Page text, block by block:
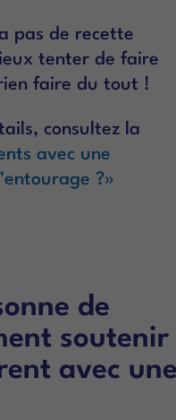
pas de recette
tenter de faire
faire du tout !
consultez la
avec une
?»
de
soutenir
avec